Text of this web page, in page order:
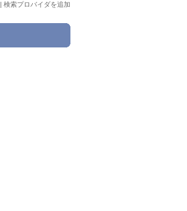
| 検索プロバイダを追加